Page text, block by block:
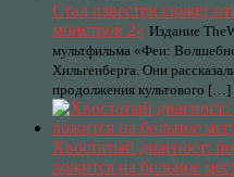
Стал известен сюжет
монстров 2» Издание
мультфильма «Феи:
Хильгенберга. Они
продолжения культового […]
Хвостатый диагност:
ложится на больное